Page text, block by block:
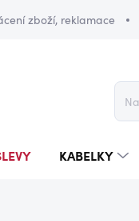
zboží, reklamace
KABELKY